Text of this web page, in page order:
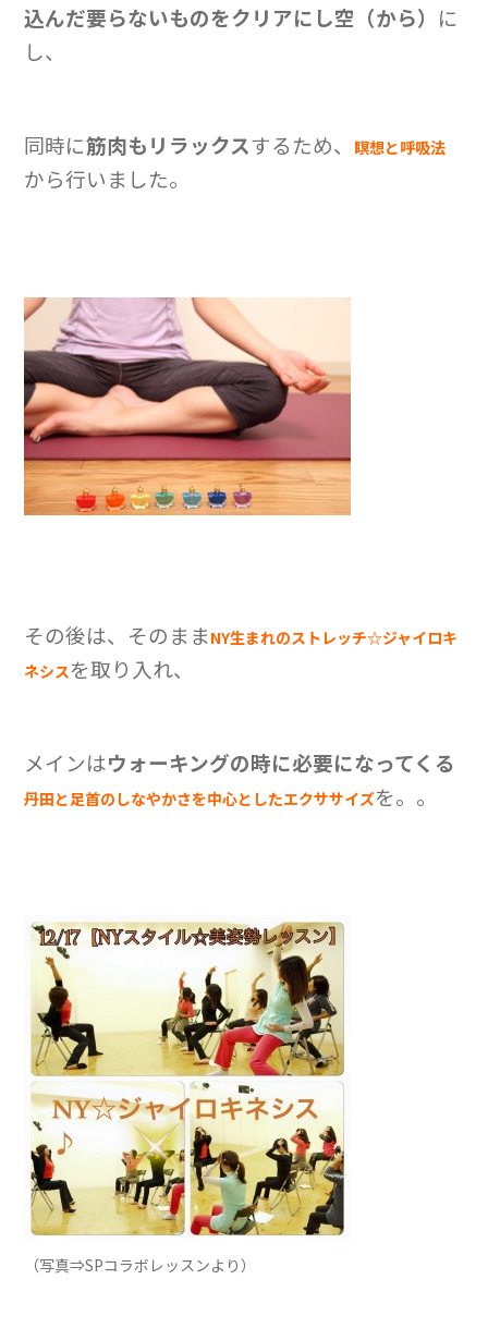
込んだ要らないものをクリアにし空（から） に
し、
同時に筋肉もリラックスするため、 瞑想と呼吸法
から行いました。
その後は、そのままNY生まれのストレッチ☆ジャイロキ
ネシスを取り入れ、
メインはウォーキングの時に必要になってくる
丹田と足首のしなやかさを中心としたエクササイズを。。
（写真⇒SPコラボレッスンより）